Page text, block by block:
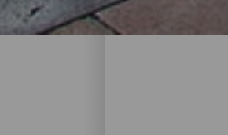
tarjoaa paljon
lataamiseen